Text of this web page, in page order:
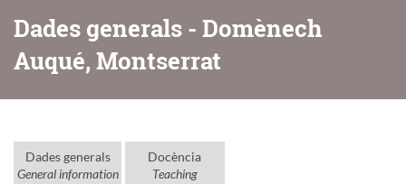
Dades generals - Domènech
Auqué, Montserrat
Dades generals
General information
Docència
Teaching